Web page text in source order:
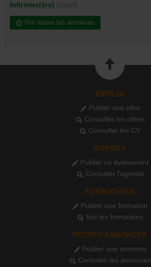
Infirmier(ère)
Voir toutes les annonces
EMPLOI
Publier une offre
Consulter les offres
Consulter les CV
AGENDA
Publier un événement
Consulter l'agenda
FORMATIONS
Publier une formation
Voir les formations
PETITES ANNONCES
Publier une annonce
Consulter les annonces